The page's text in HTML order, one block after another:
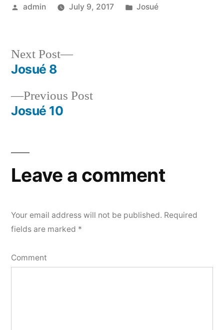
Posted
admin July 9, 2017
Posted
Josué
Post
navigation
Previous PostPrevious
Josué 10
Next Post
Next
Josué 8
Leave a comment
Your email address will not be published. Required
fields are marked *
Comment